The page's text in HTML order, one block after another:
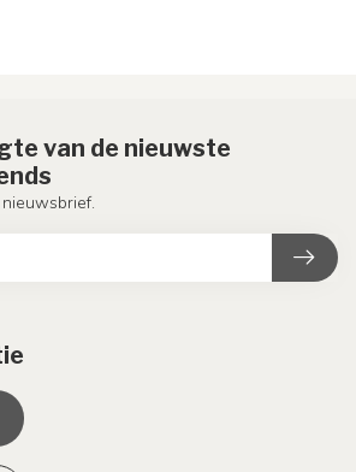
van de nieuwste